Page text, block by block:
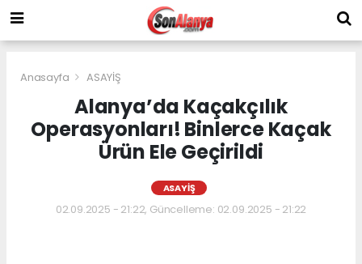
Anasayfa ASAYİŞ
Alanya’da Kaçakçılık
Operasyonları! Binlerce Kaçak
Ürün Ele Geçirildi
ASAYİŞ
02.09.2025 - 21:22, Güncelleme: 02.09.2025 - 21:22